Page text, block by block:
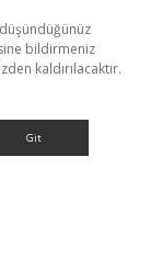
bildirmeniz
kaldırılacaktır.